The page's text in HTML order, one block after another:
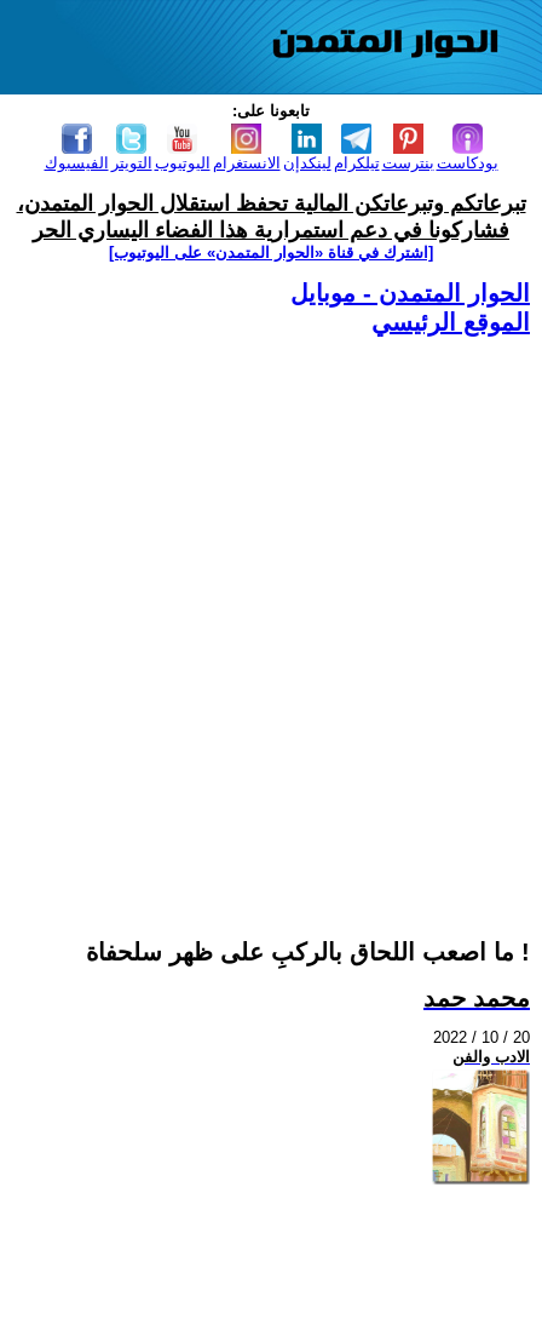
تابعونا على:
الفيسبوك التويتر اليوتيوب الانستغرام لينكدإن تيلكرامبنترست بودكاست
تبرعاتكم وتبرعاتكن المالية تحفظ استقلال الحوار المتمدن،
فشاركونا في دعم استمرارية هذا الفضاء اليساري الحر
[اشترك في قناة ‫«الحوار المتمدن» على اليوتيوب]
الحوار المتمدن - موبايل
الموقع الرئيسي
ما اصعب اللحاق بالركبِ على ظهر سلحفاة !
محمد حمد
2022 / 10 / 20
الادب والفن